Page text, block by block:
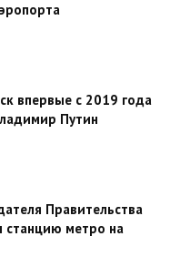
впервые с 2019 года
Путин
Правительства
станцию метро на